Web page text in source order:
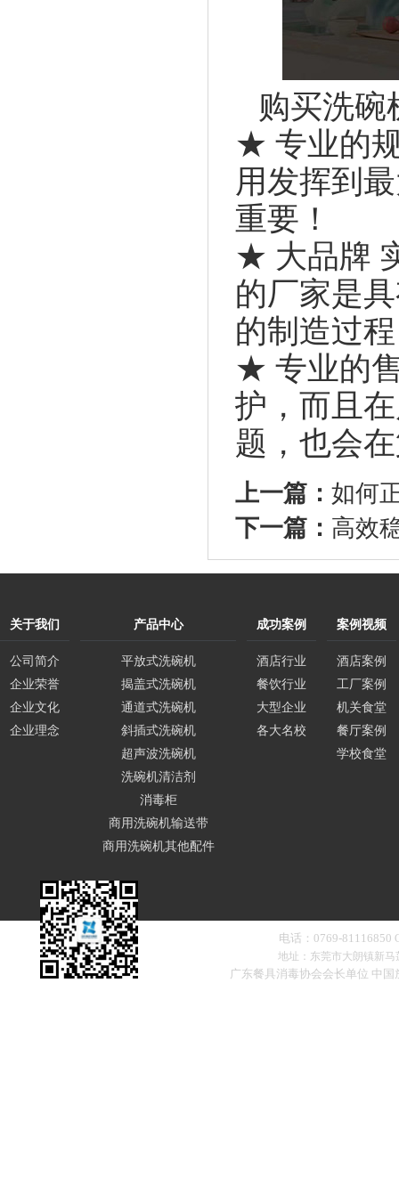
购买洗碗
★ 专业的
用发挥到
重要！
★ 大品牌
的厂家是
的制造过
★ 专业的
护，而且
题，也会
上一篇： 如何
下一篇： 高效
关于我们 产品中心 成功案例 案例视频
公司简介
企业荣誉
企业文化
企业理念
平放式洗碗机
揭盖式洗碗机
通道式洗碗机
斜插式洗碗机
超声波洗碗机
洗碗机清洁剂
消毒柜
商用洗碗机输送带
商用洗碗机其他配件
酒店行业
餐饮行业
大型企业
各大名校
酒店案例
工厂案例
机关食堂
餐厅案例
学校食堂
电话：0769-81116850
地址：东莞市大朗镇新
广东餐具消毒协会会长单位 中